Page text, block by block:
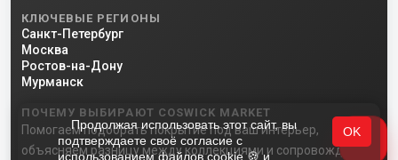
КЛЮЧЕВЫЕ РЕГИОНЫ
Санкт-Петербург
Москва
Ростов-на-Дону
Мурманск
ПОЧЕМУ ВЫБИРАЮТ COSWICK MARKET
Помогаем подобрать покрытие под ваш интерьер,
объясняем разницу между коллекциями и сопровождаем
Продолжая использовать этот сайт, вы
подтверждаете своё согласие с
использованием файлов cookie 🍪 и
OK